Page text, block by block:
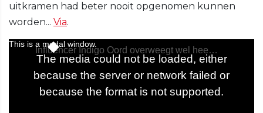
uitkramen had beter nooit opgenomen kunnen
worden... Via.